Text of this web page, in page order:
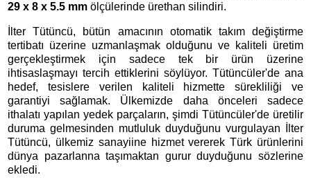
29 x 8 x 5.5 mm ölçülerinde ürethan silindiri.
İlter Tütüncü, bütün amacının otomatik takım değiştirme
tertibatı üzerine uzmanlaşmak olduğunu ve kaliteli üretim
gerçekleştirmek için sadece tek bir ürün üzerine
ihtisaslaşmayı tercih ettiklerini söylüyor. Tütüncüler'de ana
hedef, tesislere verilen kaliteli hizmette sürekliliği ve
garantiyi sağlamak. Ülkemizde daha önceleri sadece
ithalatı yapılan yedek parçaların, şimdi Tütüncüler'de üretilir
duruma gelmesinden mutluluk duyduğunu vurgulayan İlter
Tütüncü, ülkemiz sanayiine hizmet vererek Türk ürünlerini
dünya pazarlanna taşımaktan gurur duyduğunu sözlerine
ekledi.